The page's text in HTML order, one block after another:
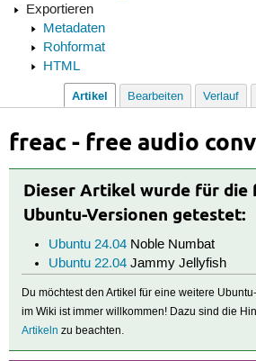
Exportieren
Metadaten
Rohformat
HTML
Artikel Bearbeiten Verlauf
freac - free audio
Dieser Artikel wurde für die
Ubuntu-Versionen getestet:
Ubuntu 24.04Noble Numbat
Ubuntu 22.04Jammy Jellyfish
Du möchtest den Artikel für eine weitere
im Wiki ist immer willkommen! Dazu sind die
Artikeln zu beachten.